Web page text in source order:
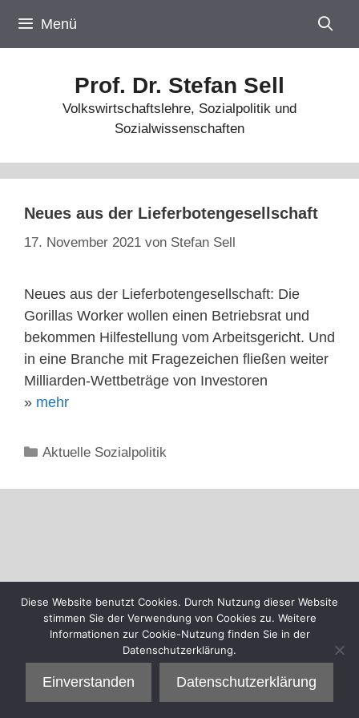
Inhalt
springen
Menü
Prof. Dr. Stefan Sell
Volkswirtschaftslehre, Sozialpolitik und
Sozialwissenschaften
Neues aus der Lieferbotengesellschaft
17. November 2021 von Stefan Sell
Neues aus der Lieferbotengesellschaft: Die
Gorillas Worker wollen einen Betriebsrat und
bekommen Hilfestellung vom Arbeitsgericht. Und
in eine Branche mit Fragezeichen fließen weiter
Milliarden-Wettbeträge von Investoren
» mehr
Kategorien
Aktuelle Sozialpolitik
Diese Website benutzt Cookies. Durch Nutzung dieser Website
stimmen Sie der Verwendung von Cookies zu. Weitere
Informationen zur Cookie-Nutzung finden Sie in der
Datenschutzerklärung.
Einverstanden Datenschutzerklärung